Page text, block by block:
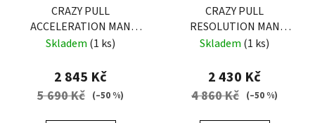
CRAZY PULL
ACCELERATION MAN
FIRE
Skladem (1 ks)
2 845 Kč
5 690 Kč (–50 %)
CRAZY PULL
RESOLUTION MAN
LIKEN-BLACK
Skladem (1 ks)
2 430 Kč
4 860 Kč (–50 %)